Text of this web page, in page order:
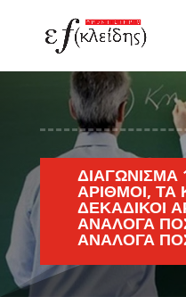
ΔΙΑΓΏΝΙΣΜΑ
ΑΡΙΘΜΟΊ, ΤΑ
ΔΕΚΑΔΙΚΟΊ
ΑΝΆΛΟΓΑ
ΑΝΆΛΟΓΑ